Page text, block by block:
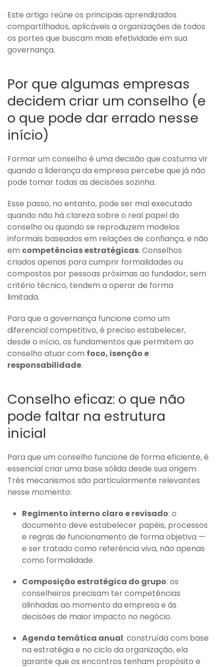
Este artigo reúne os principais aprendizados
compartilhados, aplicáveis a organizações de todos
os portes que buscam mais efetividade em sua
governança.
Por que algumas empresas
decidem criar um conselho (e
o que pode dar errado nesse
início)
Formar um conselho é uma decisão que costuma vir
quando a liderança da empresa percebe que já não
pode tomar todas as decisões sozinha.
Esse passo, no entanto, pode ser mal executado
quando não há clareza sobre o real papel do
conselho ou quando se reproduzem modelos
informais baseados em relações de confiança, e não
em competências estratégicas. Conselhos
criados apenas para cumprir formalidades ou
compostos por pessoas próximas ao fundador, sem
critério técnico, tendem a operar de forma
limitada.
Para que a governança funcione como um
diferencial competitivo, é preciso estabelecer,
desde o início, os fundamentos que permitem ao
conselho atuar com foco, isenção e
responsabilidade.
Conselho eficaz: o que não
pode faltar na estrutura
inicial
Para que um conselho funcione de forma eficiente, é
essencial criar uma base sólida desde sua origem.
Três mecanismos são particularmente relevantes
nesse momento:
Regimento interno claro e revisado: o
documento deve estabelecer papéis, processos
e regras de funcionamento de forma objetiva —
e ser tratado como referência viva, não apenas
como formalidade.
Composição estratégica do grupo: os
conselheiros precisam ter competências
alinhadas ao momento da empresa e às
decisões de maior impacto no negócio.
Agenda temática anual: construída com base
na estratégia e no ciclo da organização, ela
garante que os encontros tenham propósito e